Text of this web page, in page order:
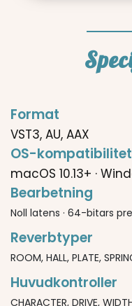
Format
VST3, AU, AAX
OS-kompatibilitet
macOS 10.13+ ·
Bearbetning
Noll latens · 64-bitars
Reverbtyper
ROOM, HALL, PLATE,
Huvudkontroller
CHARACTER, DRIVE,